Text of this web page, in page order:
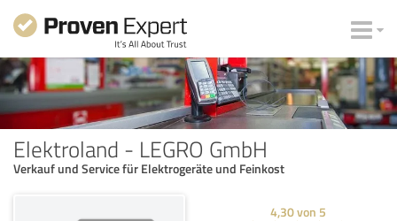
Elektroland - LEGRO GmbH
Verkauf und Service für Elektrogeräte und Feinkost
4,30von 5